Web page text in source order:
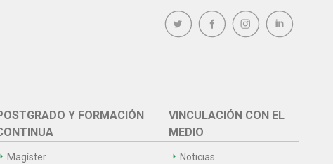
Y FORMACIÓN
Magíster
VINCULACIÓN CON EL
MEDIO
Noticias